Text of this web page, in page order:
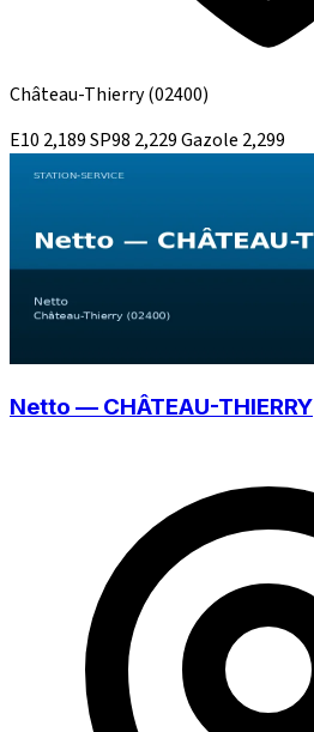
Château-Thierry(02400)
E10 2,189SP98 2,229Gazole 2,299
Netto — CHÂTEAU-THIERRY